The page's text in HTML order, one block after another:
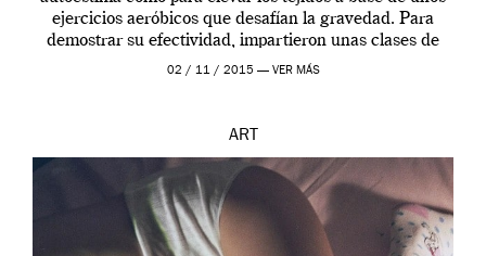
ejercicios aeróbicos que desafían la gravedad. Para
demostrar su efectividad, impartieron unas clases de
prueba en el Tate […]
02 / 11 / 2015 — VER MÁS
ART